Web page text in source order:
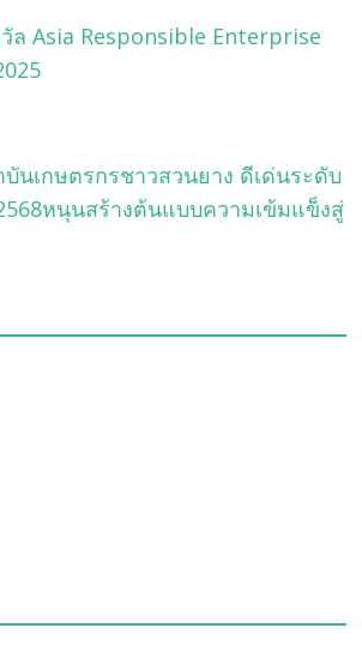
ล Asia Responsible Enterprise
นเกษตรกรชาวสวนยาง ดีเด่นระดับ
หนุนสร้างต้นแบบความเข้มแข็งสู่